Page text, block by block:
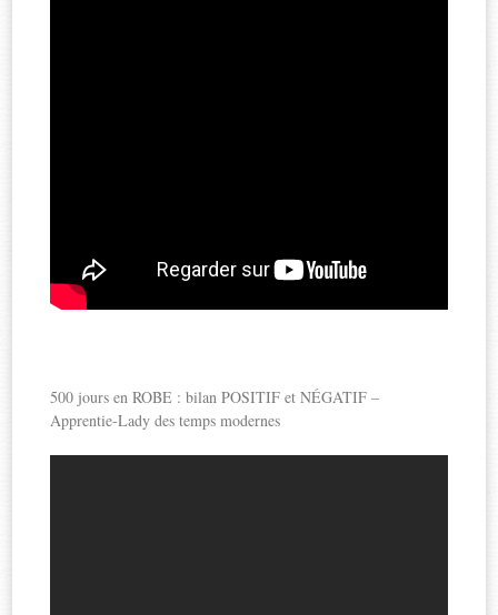
500 jours en ROBE : bilan POSITIF et NÉGATIF –
Apprentie-Lady des temps modernes